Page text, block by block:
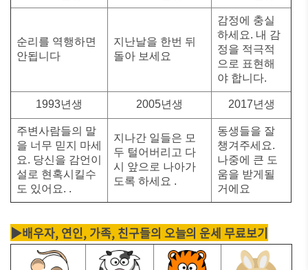
순리를 역행하면
안됩니다
지난날을 한번 뒤
돌아 보세요
감정에 충실
하세요. 내 감
정을 적극적
으로 표현해
야 합니다.
1993년생 2005년생 2017년생
주변사람들의 말
을 너무 믿지 마세
요. 당신을 감언이
설로 현혹시킬수
도 있어요. .
지나간 일들은 모
두 털어버리고 다
시 앞으로 나아가
도록 하세요 .
동생들을 잘
챙겨주세요.
나중에 큰 도
움을 받게될
거에요
▶배우자, 연인, 가족, 친구들의 오늘의 운세 무료보기